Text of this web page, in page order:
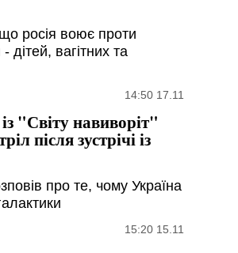
росія воює проти
дітей, вагітних та
14:50 17.11
"Світу навиворіт"
після зустрічі із
про те, чому Україна
15:20 15.11